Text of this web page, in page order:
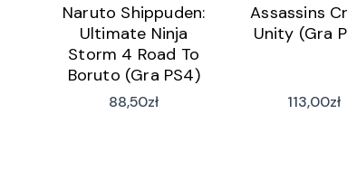
Naruto Shippuden:
Ultimate Ninja
Storm 4 Road To
Boruto (Gra PS4)
88,50zł
Assassins
Unity (Gra
113,00zł